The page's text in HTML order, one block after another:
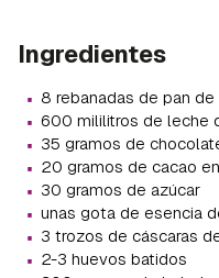
Ingredientes
· 8 rebanadas de pan de
· 600 mililitros de leche
· 35 gramos de
· 20 gramos de cacao
· 30 gramos de azúcar
· unas gota de esencia
· 3 trozos de cáscaras
· 2-3 huevos batidos